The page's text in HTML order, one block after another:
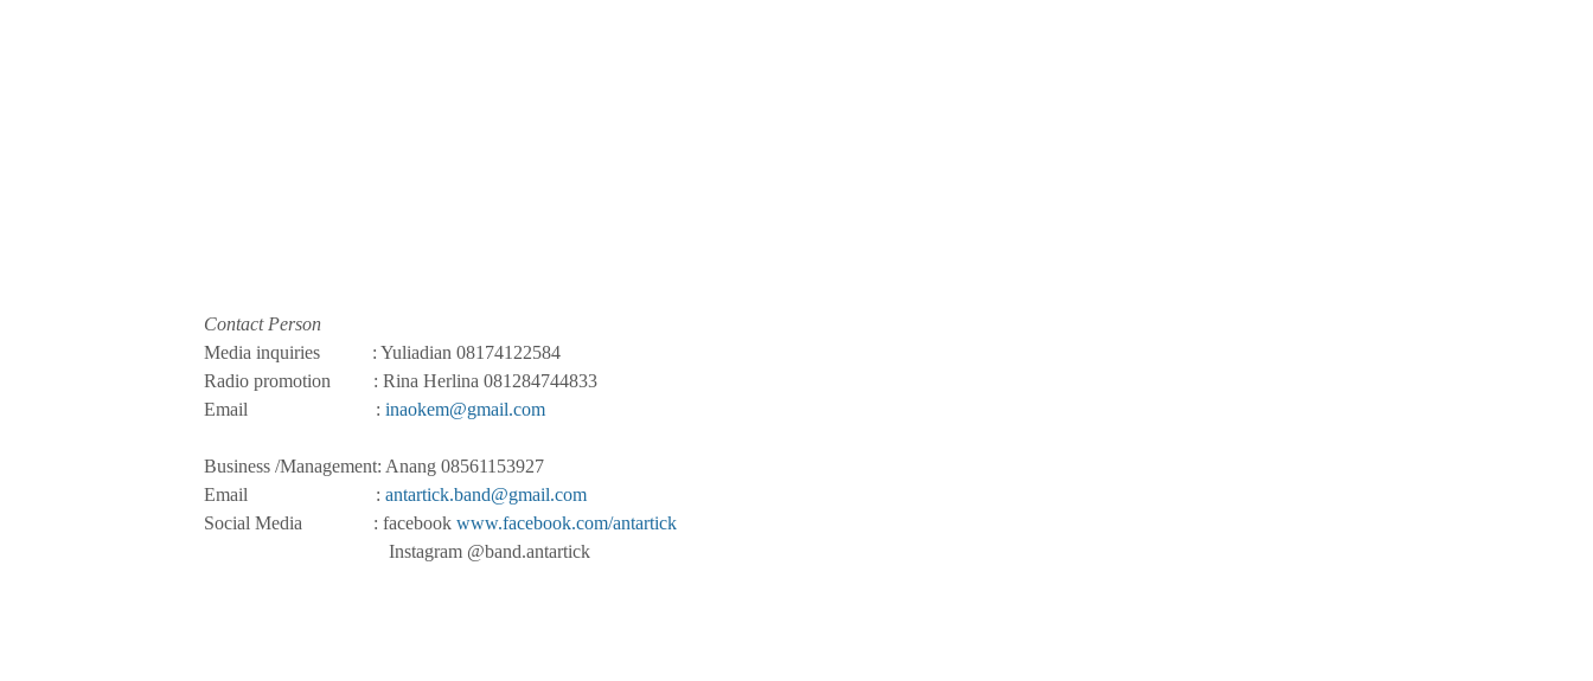
Contact Person
Media inquiries : Yuliadian 08174122584
Radio promotion : Rina Herlina 081284744833
Email : inaokem@gmail.com
Business /Management: Anang 08561153927
Email : antartick.band@gmail.com
Social Media : facebook www.facebook.com/antartick
Instagram @band.antartick